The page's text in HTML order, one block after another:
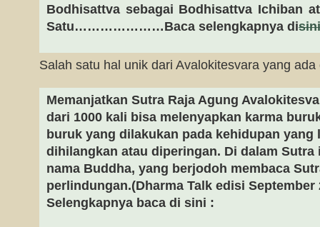
Bodhisattva sebagai Bodhisattva Ichiban
Satu…………………Baca selengkapnya disini
Salah satu hal unik dari Avalokitesvara yang
Memanjatkan Sutra Raja Agung
dari 1000 kali bisa melenyapkan karma
buruk yang dilakukan pada kehidupan yang
dihilangkan atau diperingan. Di dalam Sutra
nama Buddha, yang berjodoh membaca
perlindungan.(Dharma Talk edisi September
Selengkapnya baca di sini :